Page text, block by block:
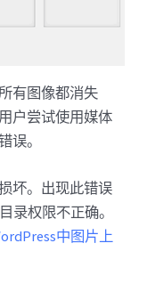
有图像都消失
户尝试使用媒体
误。
坏。出现此错误
录权限不正确。
中图片上